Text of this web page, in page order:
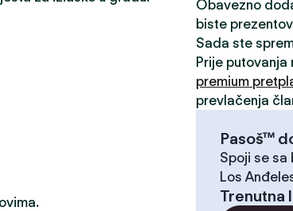
Obavezno
biste
Sada ste
Prije
premium
prevlačenja
Pasoš™
Spoji se sa
Los
Trenutna